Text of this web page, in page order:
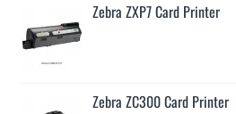
Zebra ZXP7 Card Printer
Zebra ZC300 Card Printer